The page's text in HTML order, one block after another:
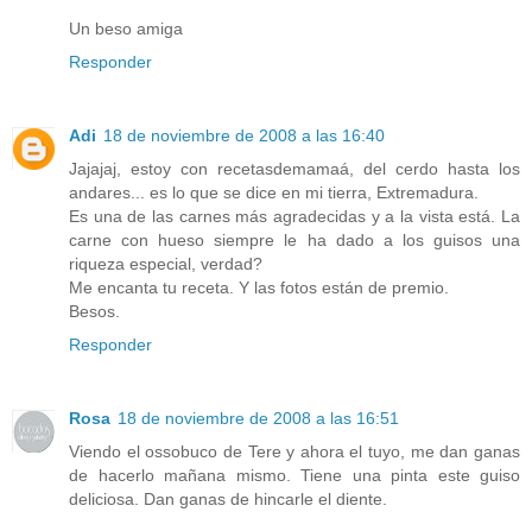
Un beso amiga
Responder
Adi 18 de noviembre de 2008 a las 16:40
Jajajaj, estoy con recetasdemamaá, del cerdo hasta los
andares... es lo que se dice en mi tierra, Extremadura.
Es una de las carnes más agradecidas y a la vista está. La
carne con hueso siempre le ha dado a los guisos una
riqueza especial, verdad?
Me encanta tu receta. Y las fotos están de premio.
Besos.
Responder
Rosa 18 de noviembre de 2008 a las 16:51
Viendo el ossobuco de Tere y ahora el tuyo, me dan ganas
de hacerlo mañana mismo. Tiene una pinta este guiso
deliciosa. Dan ganas de hincarle el diente.